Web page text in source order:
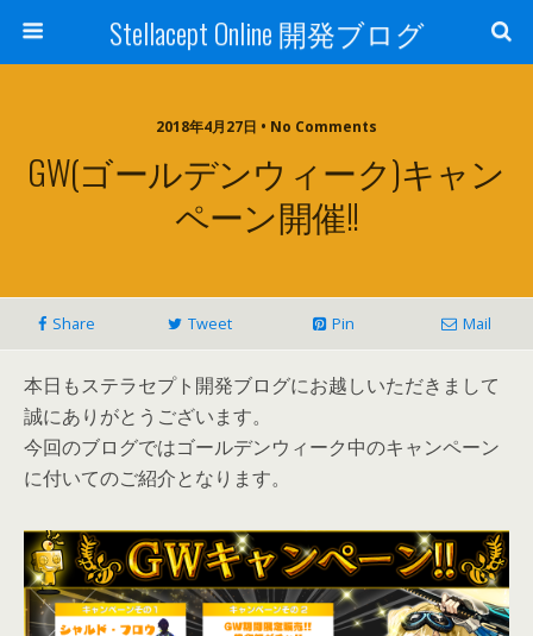
Stellacept Online 開発ブログ
2018年4月27日 • No Comments
GW(ゴールデンウィーク)キャン
ペーン開催!!
Share Tweet Pin Mail
本日もステラセプト開発ブログにお越しいただきまして
誠にありがとうございます。
今回のブログではゴールデンウィーク中のキャンペーン
に付いてのご紹介となります。